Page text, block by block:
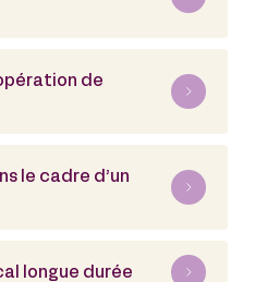
de
le cadre d’un
longue durée